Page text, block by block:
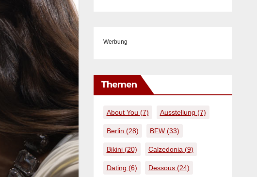
Werbung
Themen
About You (7) Ausstellung (7)
Berlin (28) BFW(33)
Bikini(20) Calzedonia (9)
Dating (6) Dessous(24)